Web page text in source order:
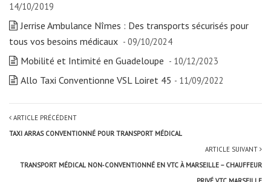
14/10/2019
Jerrise Ambulance Nîmes : Des transports sécurisés pour
tous vos besoins médicaux - 09/10/2024
Mobilité et Intimité en Guadeloupe - 10/12/2023
Allo Taxi Conventionne VSL Loiret 45 - 11/09/2022
ARTICLE PRÉCÉDENT
TAXI ARRAS CONVENTIONNÉ POUR TRANSPORT MÉDICAL
ARTICLE SUIVANT
TRANSPORT MÉDICAL NON‑CONVENTIONNÉ EN VTC À MARSEILLE – CHAUFFEUR